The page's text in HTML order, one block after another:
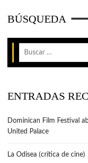
BÚSQUEDA
ENTRADAS
Dominican Film Festival
United Palace
La Odisea (crítica de cine)